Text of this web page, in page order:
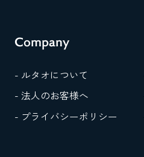
Company
- ルタオについて
- 法人のお客様へ
- プライバシーポリシー